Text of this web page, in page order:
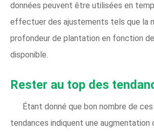
données peuvent être utilisées en
effectuer des ajustements tels que la
profondeur de plantation en fonction
disponible.
Rester au top des
Étant donné que bon nombre de
tendances indiquent une augmentation